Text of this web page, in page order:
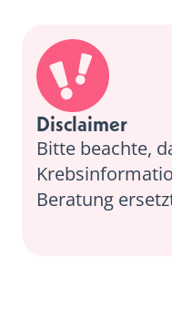
Disclaimer
Bitte beachte,
Beratung